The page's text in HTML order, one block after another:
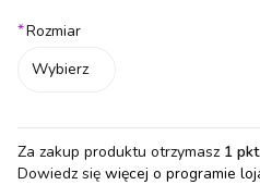
*Rozmiar
Wybierz
Za zakup produktu otrzymasz 1 pkt.
Dowiedz się więcej o programie